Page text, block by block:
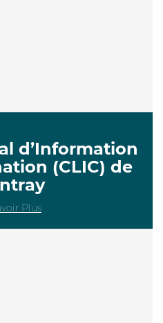
d’Information
(CLIC) de
Plus